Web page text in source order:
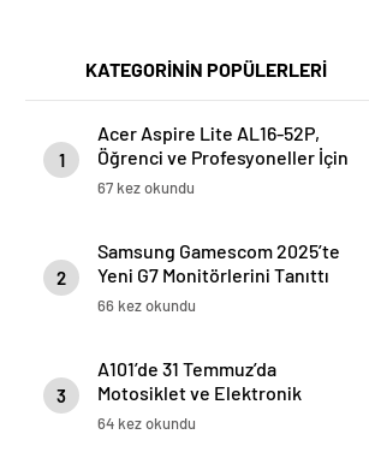
KATEGORİNİN POPÜLERLERİ
1
Acer Aspire Lite AL16-52P,
Öğrenci ve Profesyoneller İçin
İdeal
67 kez okundu
2
Samsung Gamescom 2025’te
Yeni G7 Monitörlerini Tanıttı
66 kez okundu
3
A101’de 31 Temmuz’da
Motosiklet ve Elektronik
Fırsatları
64 kez okundu